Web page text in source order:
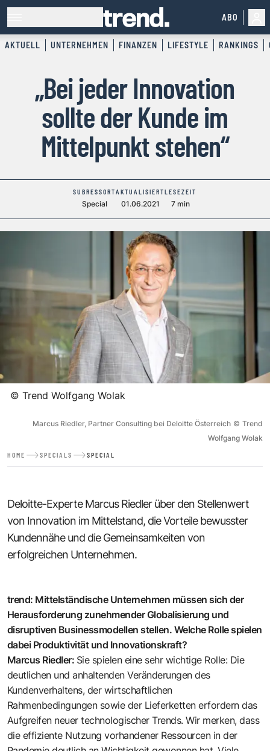
ABO
AKTUELL UNTERNEHMEN FINANZEN LIFESTYLE RANKINGS
„Bei jeder Innovation
sollte der Kunde im
Mittelpunkt stehen“
SUBRESSORT
Special
AKTUALISIERT
01.06.2021
LESEZEIT
7 min
© Trend Wolfgang Wolak
Marcus Riedler, Partner Consulting bei Deloitte Österreich © Trend
Wolfgang Wolak
HOME SPECIALS SPECIAL
Deloitte-Experte Marcus Riedler über den Stellenwert
von Innovation im Mittelstand, die Vorteile bewusster
Kundennähe und die Gemeinsamkeiten von
erfolgreichen Unternehmen.
trend: Mittelständische Unternehmen müssen sich der
Herausforderung zunehmender Globalisierung und
disruptiven Businessmodellen stellen. Welche Rolle spielen
dabei Produktivität und Innovationskraft?
Marcus Riedler: Sie spielen eine sehr wichtige Rolle: Die
deutlichen und anhaltenden Veränderungen des
Kundenverhaltens, der wirtschaftlichen
Rahmenbedingungen sowie der Lieferketten erfordern das
Aufgreifen neuer technologischer Trends. Wir merken, dass
die effiziente Nutzung vorhandener Ressourcen in der